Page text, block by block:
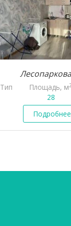
Тип Площадь, м2
28
Подробнее